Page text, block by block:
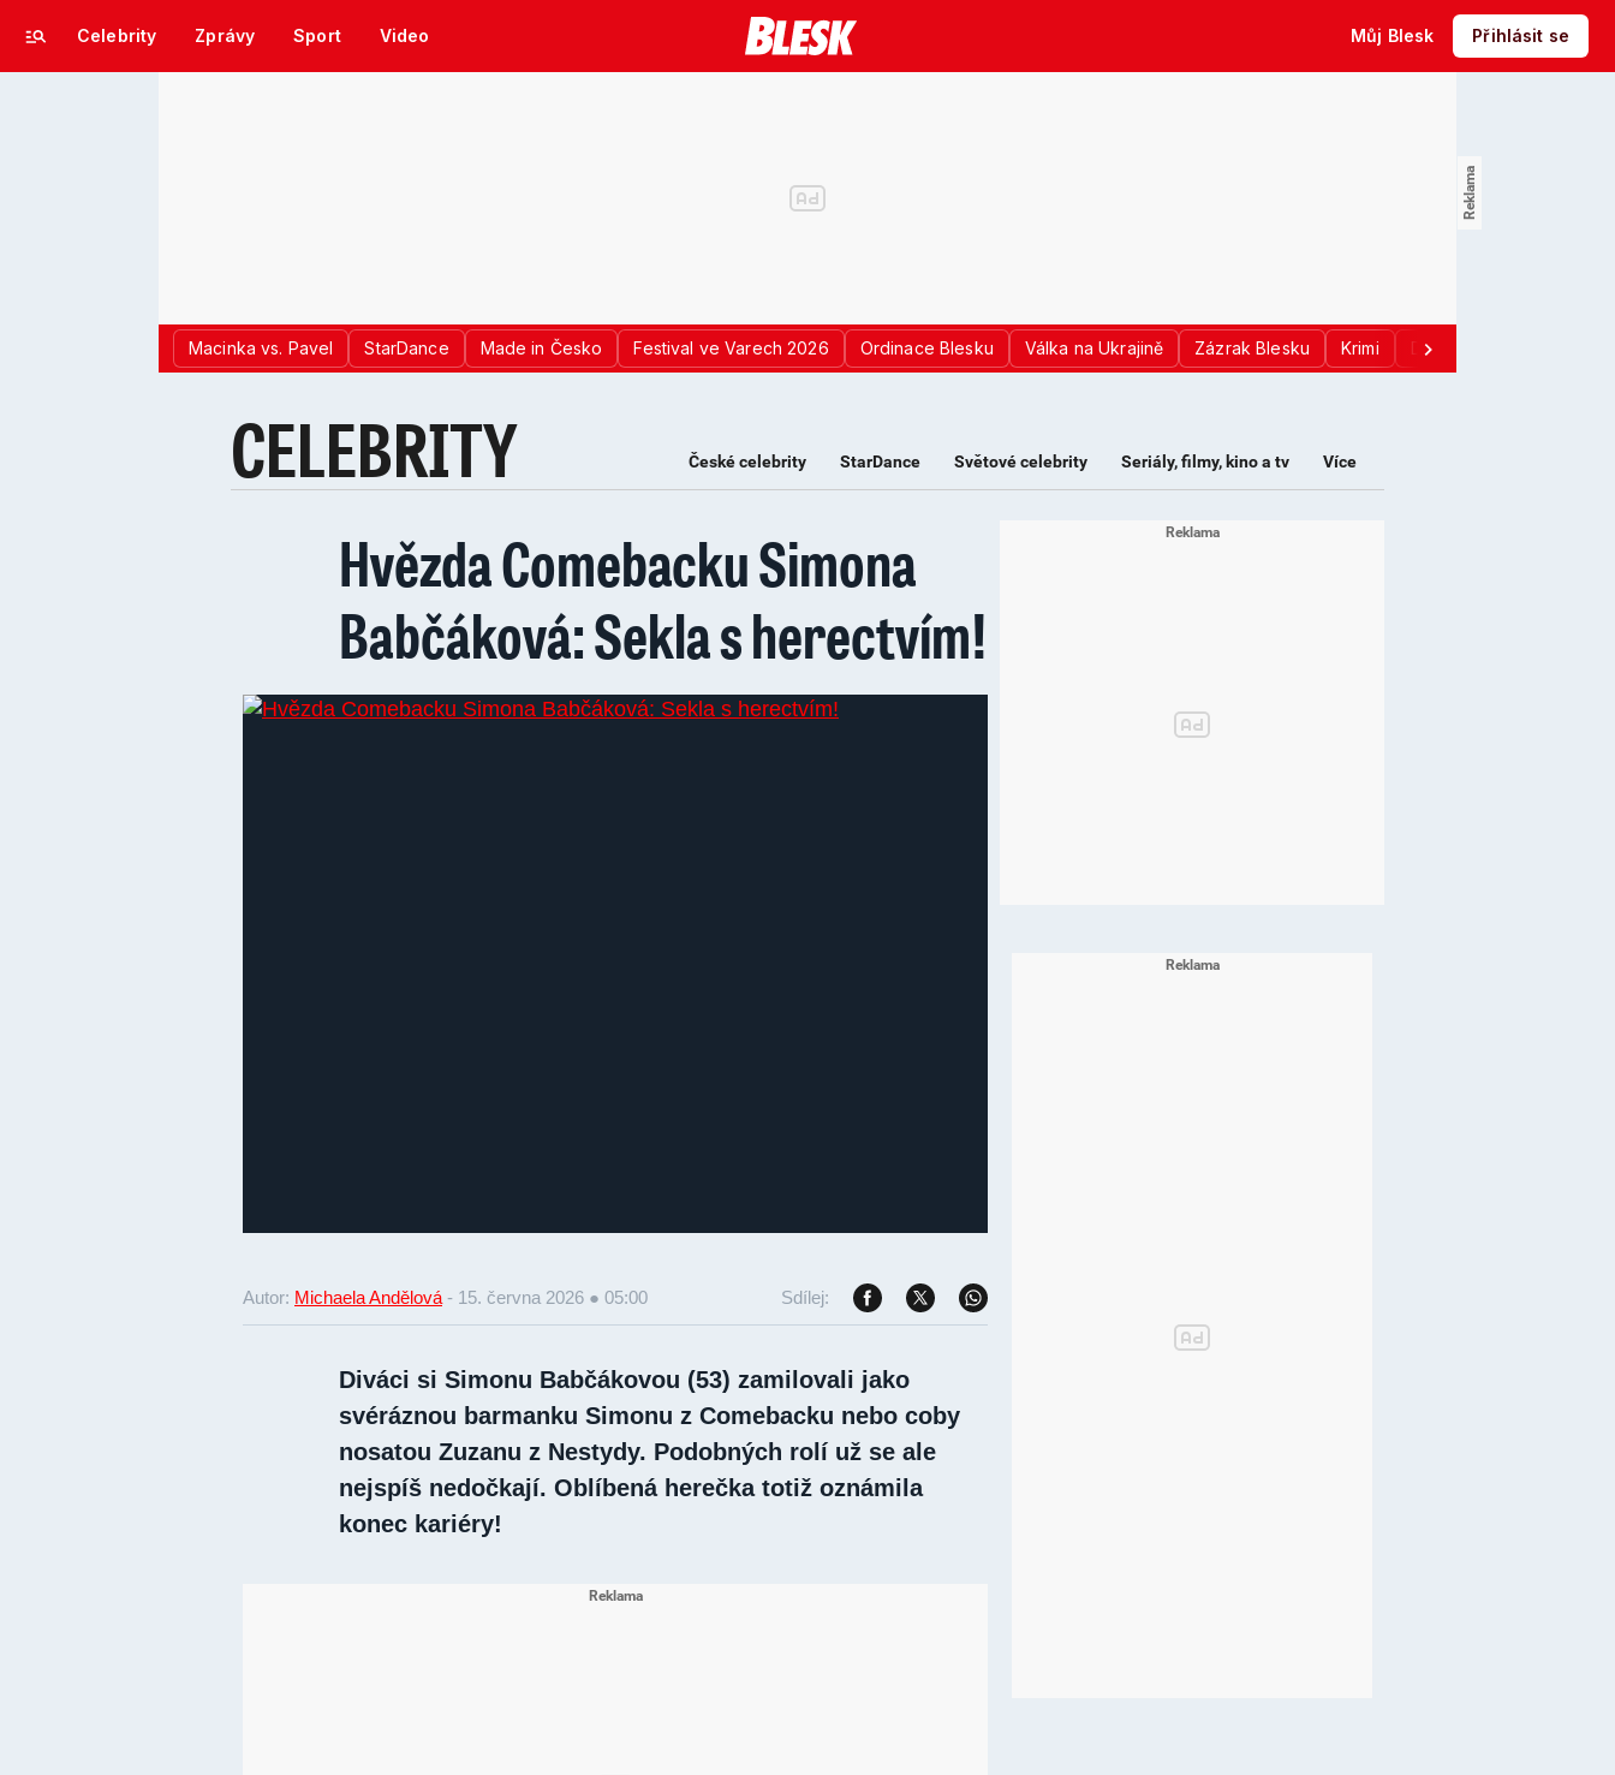
Celebrity Zprávy Sport Video Můj Blesk Přihlásit se
Macinka vs. Pavel StarDance Made in Česko Festival ve Varech 2026 Ordinace Blesku Válka na Ukrajině Zázrak Blesku Krimi Donald Trump
CELEBRITY České celebrity StarDance Světové celebrity Seriály, filmy, kino a tv Více
Hvězda Comebacku Simona
Babčáková: Sekla s herectvím!
Autor: Michaela Andělová - 15. června 2026 ● 05:00 Sdílej:
Diváci si Simonu Babčákovou (53) zamilovali jako
svéráznou barmanku Simonu z Comebacku nebo coby
nosatou Zuzanu z Nestydy. Podobných rolí už se ale
nejspíš nedočkají. Oblíbená herečka totiž oznámila
konec kariéry!